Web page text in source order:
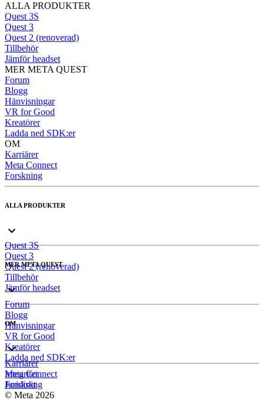
ALLA PRODUKTER
Quest 3S
Quest 3
Quest 2 (renoverad)
Tillbehör
Jämför headset
MER META QUEST
Forum
Blogg
Hänvisningar
VR for Good
Kreatörer
Ladda ned SDK:er
OM
Karriärer
Meta Connect
Forskning
ALLA PRODUKTER
Quest 3S
Quest 3
Quest 2 (renoverad)
Tillbehör
Jämför headset
MER META QUEST
Forum
Blogg
Hänvisningar
VR for Good
Kreatörer
Ladda ned SDK:er
OM
Karriärer
Meta Connect
Forskning
Integritet
Juridiskt
© Meta 2026